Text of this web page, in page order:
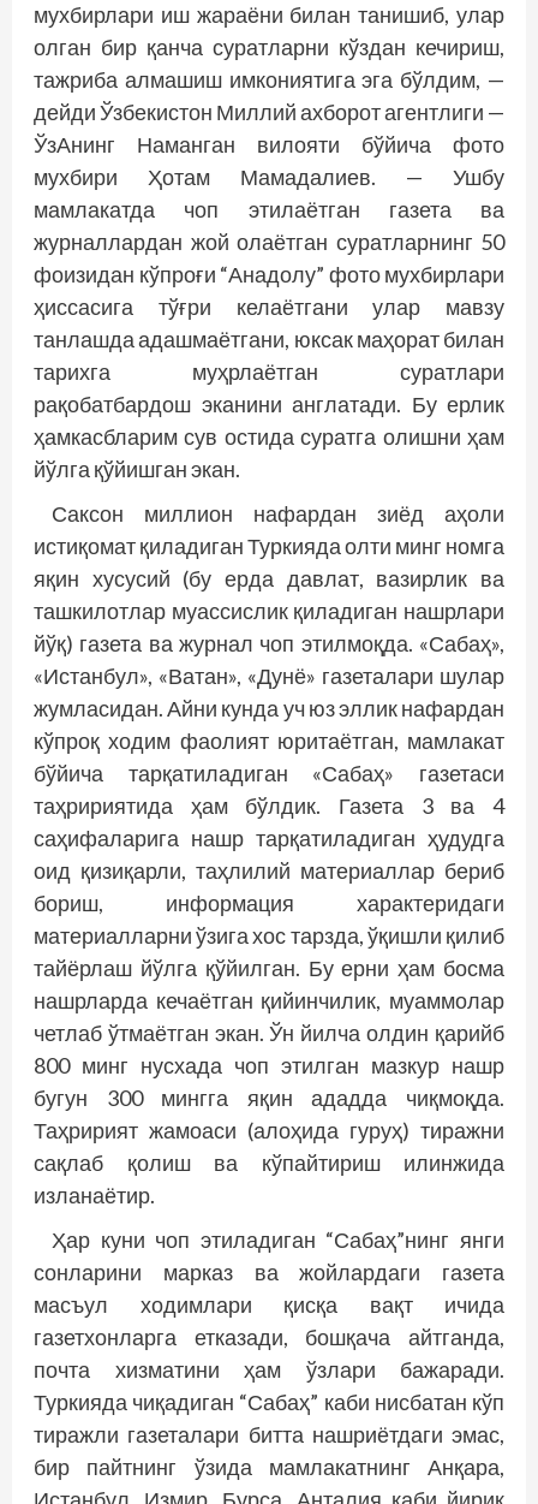
мухбирлари иш жараёни билан танишиб, улар
олган бир қанча суратларни кўздан кечириш,
тажриба алмашиш имкониятига эга бўлдим, —
дейди Ўзбекистон Миллий ахборот агентлиги —
ЎзАнинг Наманган вилояти бўйича фото
мухбири Ҳотам Мамадалиев. — Ушбу
мамлакатда чоп этилаётган газета ва
журналлардан жой олаётган суратларнинг 50
фоизидан кўпроғи “Анадолу” фото мухбирлари
ҳиссасига тўғри келаётгани улар мавзу
танлашда адашмаётгани, юксак маҳорат билан
тарихга муҳрлаётган суратлари
рақобатбардош эканини англатади. Бу ерлик
ҳамкасбларим сув остида суратга олишни ҳам
йўлга қўйишган экан.
Саксон миллион нафардан зиёд аҳоли
истиқомат қиладиган Туркияда олти минг номга
яқин хусусий (бу ерда давлат, вазирлик ва
ташкилотлар муассислик қиладиган нашрлари
йўқ) газета ва журнал чоп этилмоқда. «Сабаҳ»,
«Истанбул», «Ватан», «Дунё» газеталари шулар
жумласидан. Айни кунда уч юз эллик нафардан
кўпроқ ходим фаолият юритаётган, мамлакат
бўйича тарқатиладиган «Сабаҳ» газетаси
таҳририятида ҳам бўлдик. Газета 3 ва 4
саҳифаларига нашр тарқатиладиган ҳудудга
оид қизиқарли, таҳлилий материаллар бериб
бориш, информация характеридаги
материалларни ўзига хос тарзда, ўқишли қилиб
тайёрлаш йўлга қўйилган. Бу ерни ҳам босма
нашрларда кечаётган қийинчилик, муаммолар
четлаб ўтмаётган экан. Ўн йилча олдин қарийб
800 минг нусхада чоп этилган мазкур нашр
бугун 300 мингга яқин ададда чиқмоқда.
Таҳририят жамоаси (алоҳида гуруҳ) тиражни
сақлаб қолиш ва кўпайтириш илинжида
изланаётир.
Ҳар куни чоп этиладиган “Сабаҳ”­нинг янги
сонларини марказ ва жойлардаги газета
масъул ходимлари қисқа вақт ичида
газетхонларга етказади, бошқача айт­ганда,
почта хизматини ҳам ўзлари бажаради.
Туркияда чиқадиган “Сабаҳ” каби нисбатан кўп
тиражли газеталари битта нашриётдаги эмас,
бир пайтнинг ўзида мамлакатнинг Анқара,